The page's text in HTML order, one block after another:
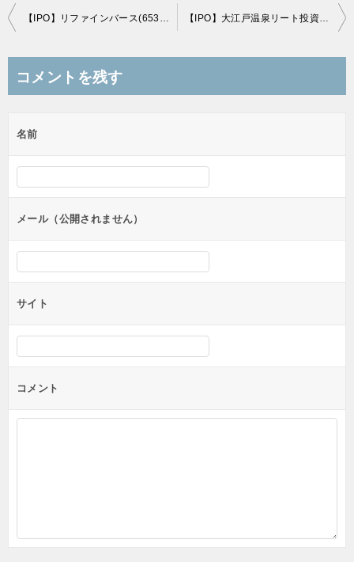
投
ビ
ー
シ
ョ
ン
【IPO】リファインバース(6531)の上場直前初値予想(7/28上場) 【IPO】大江戸温泉リート投資法人(3472)の上場直前初値予想(8/31上場)
コメントを残す
名前
メール（公開されません）
サイト
コメント